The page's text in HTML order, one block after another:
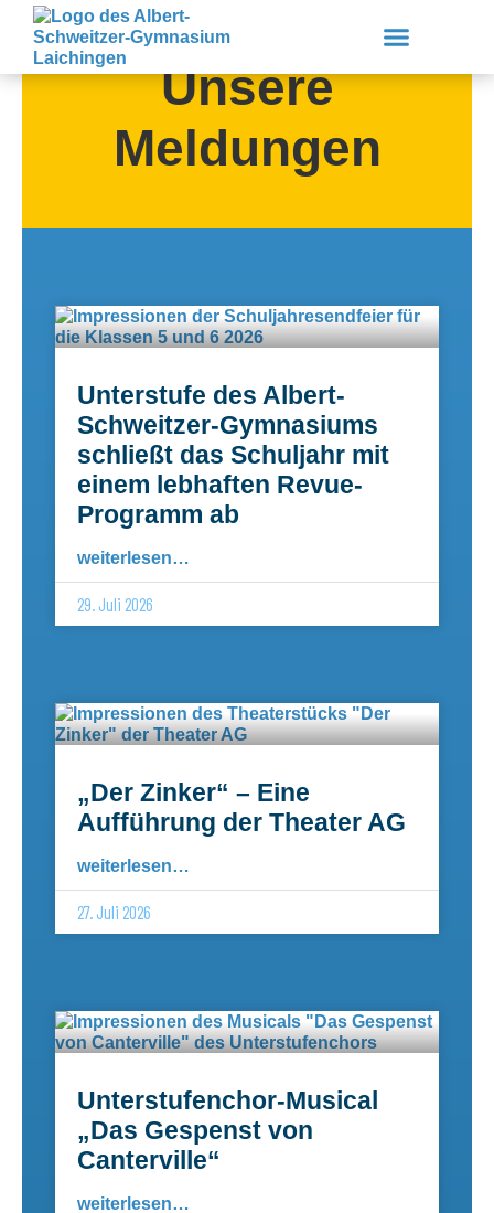
Zum
Inhalt
springen
Unsere
Meldungen
Unterstufe des Albert-
Schweitzer-Gymnasiums
schließt das Schuljahr mit
einem lebhaften Revue-
Programm ab
weiterlesen…
29. Juli 2026
„Der Zinker“ – Eine
Aufführung der Theater AG
weiterlesen…
27. Juli 2026
Unterstufenchor-Musical
„Das Gespenst von
Canterville“
weiterlesen…